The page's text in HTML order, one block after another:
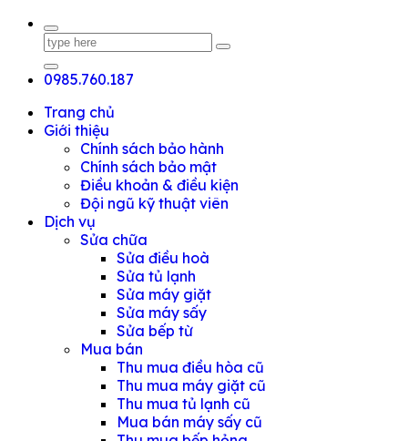
0985.760.187
Trang chủ
Giới thiệu
Chính sách bảo hành
Chính sách bảo mật
Điều khoản & điều kiện
Đội ngũ kỹ thuật viên
Dịch vụ
Sửa chữa
Sửa điều hoà
Sửa tủ lạnh
Sửa máy giặt
Sửa máy sấy
Sửa bếp từ
Mua bán
Thu mua điều hòa cũ
Thu mua máy giặt cũ
Thu mua tủ lạnh cũ
Mua bán máy sấy cũ